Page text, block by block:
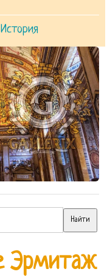
История
Эрмитаж